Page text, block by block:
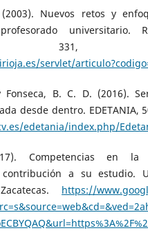
Nuevos retos y
universitario.
331,
servlet/
Fonseca, B. C. D. (2016).
desde dentro. EDETANIA,
edetania/index.php/
Competencias en la
a su estudio.
https://